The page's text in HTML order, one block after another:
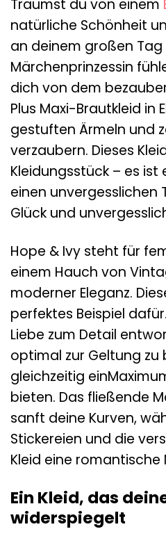
Träumst du von einem
natürliche Schönheit
an deinem großen
Märchenprinzessin
dich von dem
Plus Maxi-Brautkleid in
gestuften Ärmeln und
verzaubern. Dieses
Kleidungsstück – es ist
einen unvergesslichen
Glück und
Hope & Ivy steht für
einem Hauch von
moderner Eleganz.
perfektes Beispiel
Liebe zum Detail
optimal zur Geltung zu
gleichzeitig
bieten. Das fließende
sanft deine Kurven,
Stickereien und die
Kleid eine romantische
Ein Kleid, das
widerspiegelt